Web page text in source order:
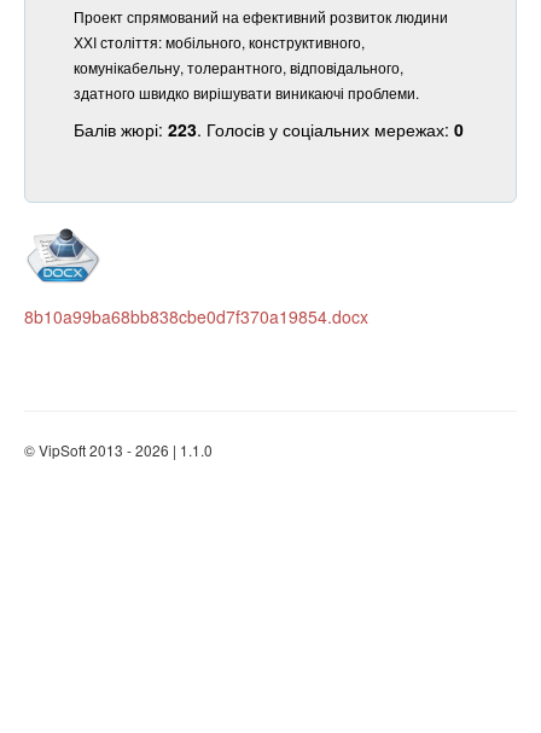
Проект спрямований на ефективний розвиток людини
ХХI століття: мобільного, конструктивного,
комунікабельну, толерантного, відповідального,
здатного швидко вирішувати виникаючі проблеми.
Балів жюрі: 223. Голосів у соціальних мережах: 0
8b10a99ba68bb838cbe0d7f370a19854.docx
© VipSoft 2013 - 2026 | 1.1.0